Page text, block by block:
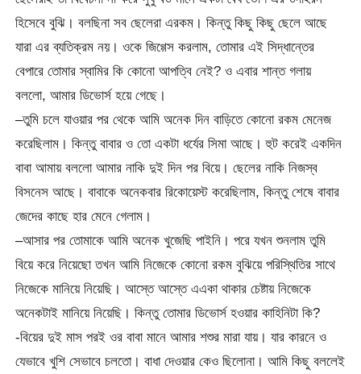
হিসেবে বুঝি। বলছিনা সব ছেলেরা এরকম। কিন্তু কিছু কিছু ছেলে আছে
যারা এর ব্যতিক্রম নয়। ওকে জিগ্গেস করলাম, তোমার এই সিদ্ধান্তের
বেপারে তোমার স্বামির কি কোনো আপত্বি নেই? ও এবার শান্ত গলায়
বললো, আমার ডিভোর্স হয়ে গেছে।
–তুমি চলে যাওয়ার পর থেকে আমি অনেক দিন বাড়িতে কোনো রকম মেনেজ
করেছিলাম। কিন্তু বাবার ও তো একটা ধর্যের সিমা আছে। হুট করেই একদিন
বাবা আমায় বললো আমার নাকি দুই দিন পর বিয়ে। ছেলের নাকি নিজস্ব
বিসনেস আছে। বাবাকে অনেকবার রিকোয়েস্ট করেছিলাম, কিন্তু শেষে বাবার
জেদের কাছে হার মেনে গেলাম।
–আসার পর তোমাকে আমি অনেক খুজেছি পাইনি। পরে যখন শুনলাম তুমি
বিয়ে করে নিয়েছো তখন আমি নিজেকে কোনো রকম বুঝিয়ে পরিস্থিতির সাথে
নিজেকে মানিয়ে নিয়েছি। আস্তে আস্তে এএকা থাকার চেষ্টায় নিজেকে
অনেকটাই মানিয়ে নিয়েছি। কিন্তু তোমার ডিভোর্স হওয়ার কাহিনিটা কি?
-বিয়ের দুই মাস পরই ওর বাবা মানে আমার শশুর মারা যায়। যার কারনে ও
যেভাবে খুশি সেভাবে চলতো। বাধা দেওয়ার কেও ছিলোনা। আমি কিছু বললেই